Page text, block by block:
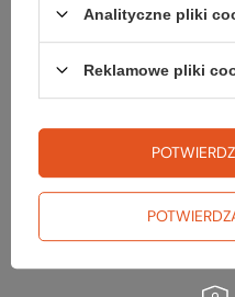
Potrzebujesz
Analityczne pliki
Reklamowe pliki